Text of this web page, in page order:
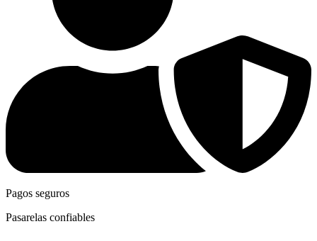
Pagos seguros
Pasarelas confiables